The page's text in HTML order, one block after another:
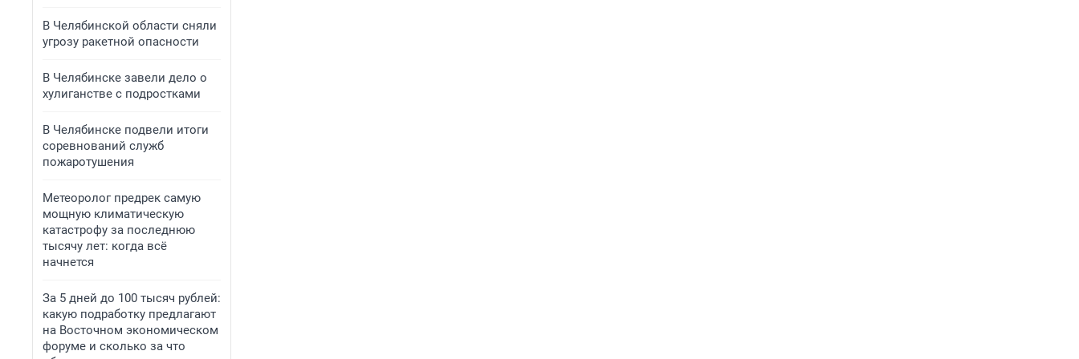
В Челябинской области сняли
угрозу ракетной опасности
В Челябинске завели дело о
хулиганстве с подростками
В Челябинске подвели итоги
соревнований служб
пожаротушения
Метеоролог предрек самую
мощную климатическую
катастрофу за последнюю
тысячу лет: когда всё
начнется
За 5 дней до 100 тысяч рублей:
какую подработку предлагают
на Восточном экономическом
форуме и сколько за что